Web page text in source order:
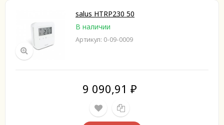
salus HTRP230 50
В наличии
Артикул: 0-09-0009
9 090,91 ₽